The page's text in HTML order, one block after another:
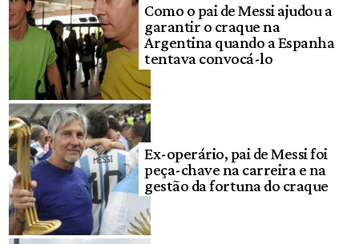
Como o pai de Messi ajudou a
garantir o craque na
Argentina quando a Espanha
tentava convocá-lo
Ex-operário, pai de Messi foi
peça-chave na carreira e na
gestão da fortuna do craque